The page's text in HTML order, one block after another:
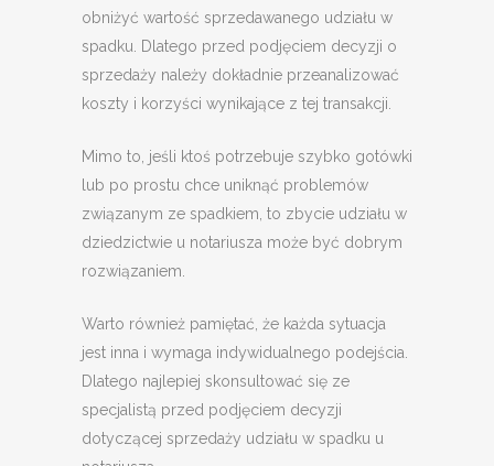
obniżyć wartość sprzedawanego udziału w
spadku. Dlatego przed podjęciem decyzji o
sprzedaży należy dokładnie przeanalizować
koszty i korzyści wynikające z tej transakcji.
Mimo to, jeśli ktoś potrzebuje szybko gotówki
lub po prostu chce uniknąć problemów
związanym ze spadkiem, to zbycie udziału w
dziedzictwie u notariusza może być dobrym
rozwiązaniem.
Warto również pamiętać, że każda sytuacja
jest inna i wymaga indywidualnego podejścia.
Dlatego najlepiej skonsultować się ze
specjalistą przed podjęciem decyzji
dotyczącej sprzedaży udziału w spadku u